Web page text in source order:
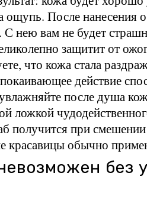
После нанесения
С нею вам не будет
защитит от
что кожа стала
действие
после душа
ложкой
получится при
красавицы обычно
без